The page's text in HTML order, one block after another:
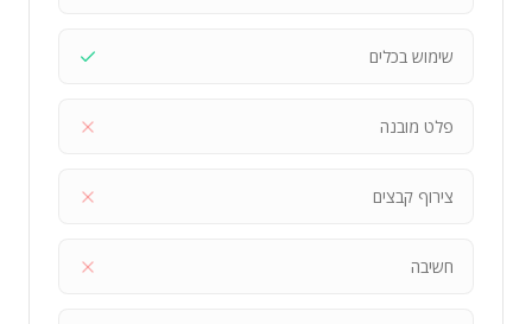
שימוש בכלים
פלט מובנה
צירוף קבצים
חשיבה